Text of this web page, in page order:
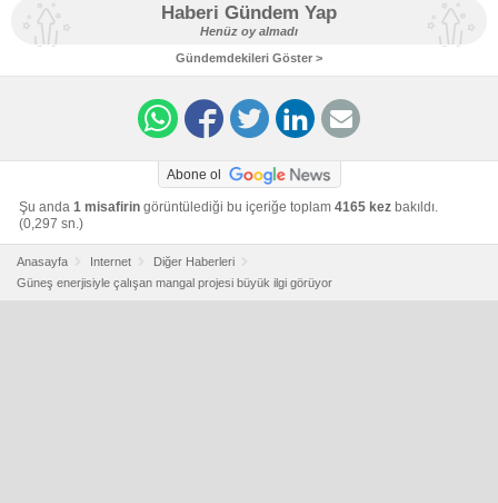
Haberi Gündem Yap
Henüz oy almadı
Gündemdekileri Göster >
Abone ol
Şu anda 1 misafirin görüntülediği bu içeriğe toplam 4165 kez bakıldı.
(0,297 sn.)
Anasayfa Internet
Diğer Haberleri
Güneş enerjisiyle çalışan mangal projesi büyük ilgi görüyor